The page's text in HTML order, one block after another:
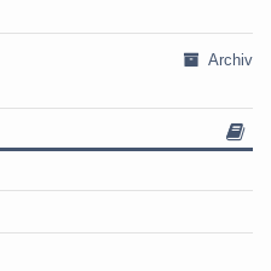
Archiv